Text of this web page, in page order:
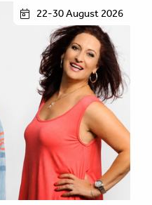
22-30 August 2026